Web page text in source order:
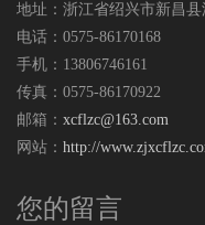
地址：浙江省绍兴市新昌
电话：0575-86170168
手机：13806746161
传真：0575-86170922
邮箱： xcflzc@163.com
网站： http://
您的留言